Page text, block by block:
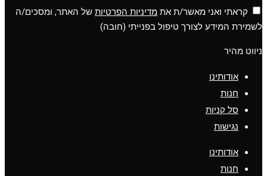
קראתי ואני מאשר/ת אתמדיניות הפרטיותשל האתר, ומסכים/ה
לשמירת המידע לצורך טיפול בפנייתי (חובה)
ניווט מהיר
אודותינו
חנות
סל קניות
נגישות
אודותינו
חנות